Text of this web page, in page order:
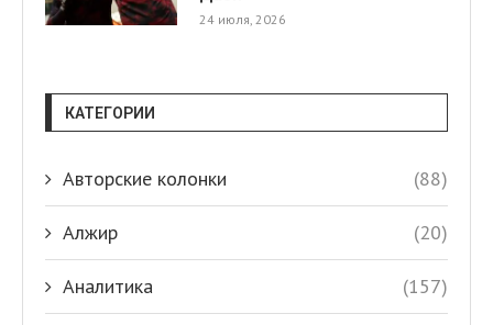
24 июля, 2026
КАТЕГОРИИ
Авторские колонки (88)
Алжир (20)
Аналитика (157)